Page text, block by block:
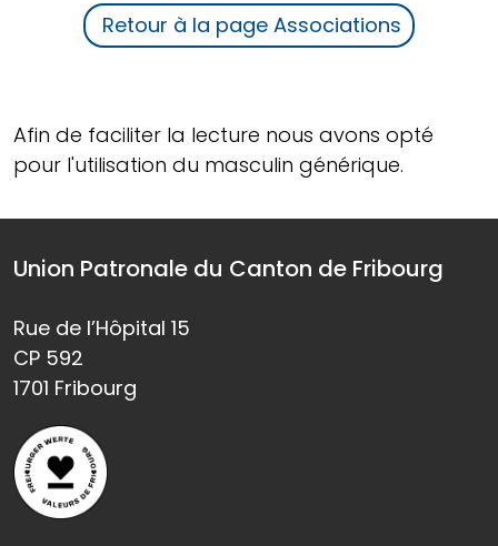
Retour à la page Associations
Afin de faciliter la lecture nous avons opté
pour l'utilisation du masculin générique.
Union Patronale du Canton de Fribourg
Rue de l’Hôpital 15
CP 592
1701 Fribourg